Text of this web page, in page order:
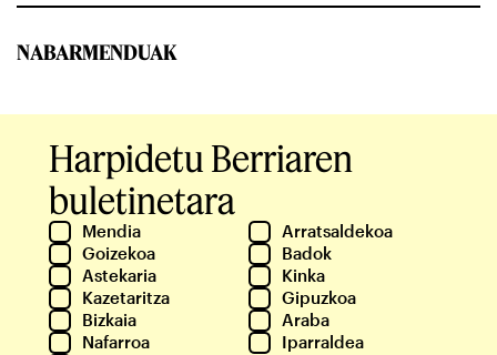
NABARMENDUAK
Harpidetu Berriaren
buletinetara
Mendia
Arratsaldekoa
Goizekoa
Badok
Astekaria
Kinka
Kazetaritza
Gipuzkoa
Bizkaia
Araba
Nafarroa
Iparraldea